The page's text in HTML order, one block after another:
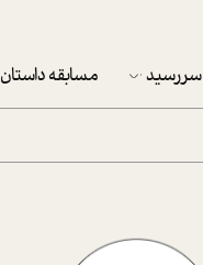
سررسید
پکيج نوروزي موفقيت
مسابقه داستان